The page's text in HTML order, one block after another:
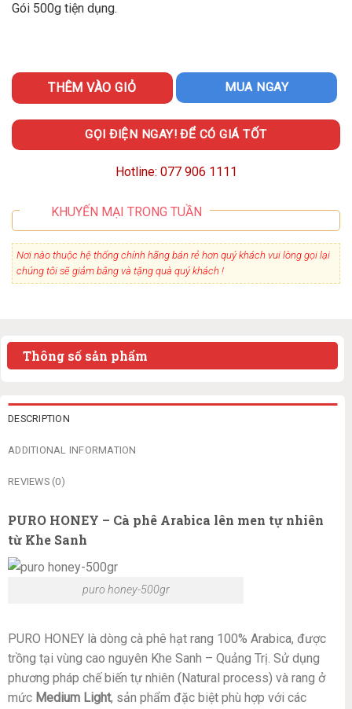
Gói 500g tiện dụng.
THÊM VÀO GIỎ MUA NGAY
GỌI ĐIỆN NGAY! ĐỂ CÓ GIÁ TỐT
Hotline: 077 906 1111
KHUYẾN MẠI TRONG TUẦN
Nơi nào thuộc hệ thống chính hãng bán rẻ hơn quý khách vui lòng gọi lại
chúng tôi sẽ giảm bằng và tặng quà quý khách !
Thông số sản phẩm
DESCRIPTION
ADDITIONAL INFORMATION
REVIEWS (0)
PURO HONEY – Cà phê Arabica lên men tự nhiên
từ Khe Sanh
puro honey-500gr
PURO HONEY là dòng cà phê hạt rang 100% Arabica, được
trồng tại vùng cao nguyên Khe Sanh – Quảng Trị. Sử dụng
phương pháp chế biến tự nhiên (Natural process) và rang ở
mức Medium Light, sản phẩm đặc biệt phù hợp với các